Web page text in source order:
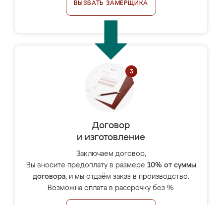
ВЫЗВАТЬ ЗАМЕРЩИКА
Договор
и изготовление
Заключаем договор,
Вы вносите предоплату в размере 10% от суммы
договора, и мы отдаём заказ в производство.
Возможна оплата в рассрочку без %.